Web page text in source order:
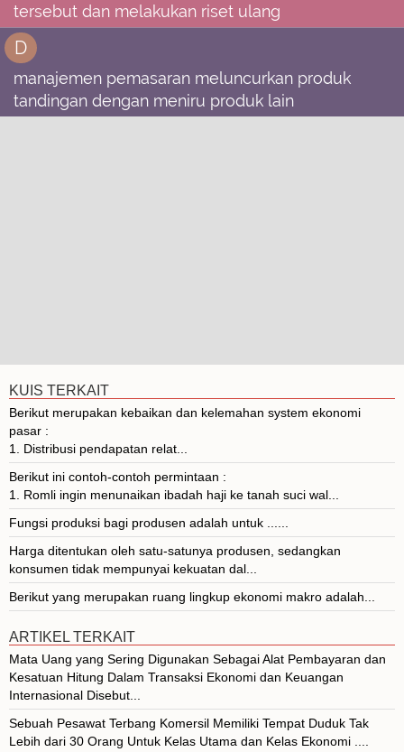
tersebut dan melakukan riset ulang
D
manajemen pemasaran meluncurkan produk
tandingan dengan meniru produk lain
KUIS TERKAIT
Berikut merupakan kebaikan dan kelemahan system ekonomi
pasar :
1. Distribusi pendapatan relat...
Berikut ini contoh-contoh permintaan :
1. Romli ingin menunaikan ibadah haji ke tanah suci wal...
Fungsi produksi bagi produsen adalah untuk ......
Harga ditentukan oleh satu-satunya produsen, sedangkan
konsumen tidak mempunyai kekuatan dal...
Berikut yang merupakan ruang lingkup ekonomi makro adalah...
ARTIKEL TERKAIT
Mata Uang yang Sering Digunakan Sebagai Alat Pembayaran dan
Kesatuan Hitung Dalam Transaksi Ekonomi dan Keuangan
Internasional Disebut...
Sebuah Pesawat Terbang Komersil Memiliki Tempat Duduk Tak
Lebih dari 30 Orang Untuk Kelas Utama dan Kelas Ekonomi ....